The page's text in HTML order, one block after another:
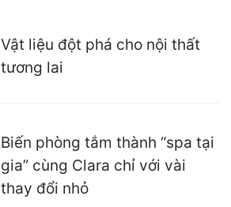
Vật liệu đột phá cho nội thất
tương lai
Biến phòng tắm thành “spa tại
gia” cùng Clara chỉ với vài
thay đổi nhỏ